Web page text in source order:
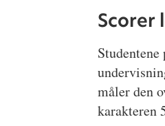
måler den
karakteren